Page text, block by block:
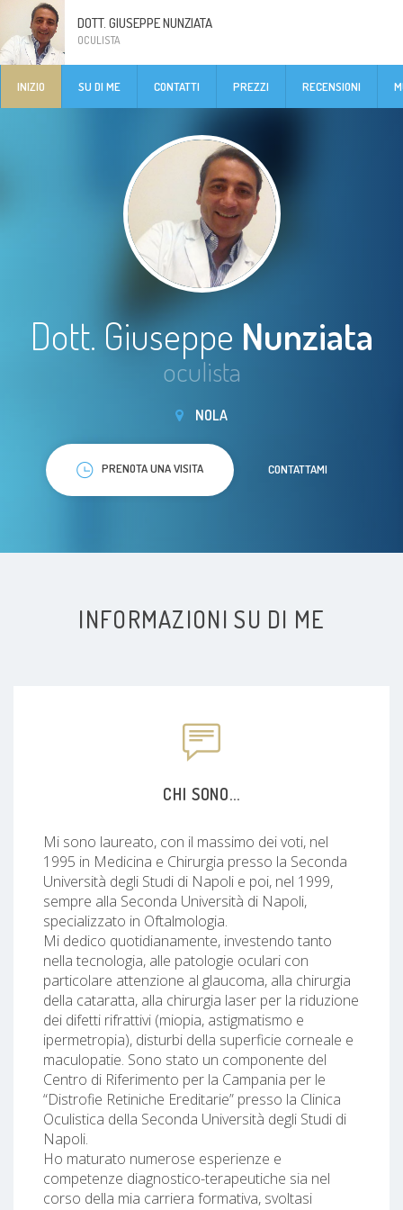
DOTT. GIUSEPPE NUNZIATA
OCULISTA
INIZIO SU DI ME CONTATTI PREZZI RECENSIONI
Dott. Giuseppe Nunziata
oculista
NOLA
PRENOTA UNA VISITA CONTATTAMI
INFORMAZIONI SU DI ME
CHI SONO...
Mi sono laureato, con il massimo dei voti, nel
1995 in Medicina e Chirurgia presso la Seconda
Università degli Studi di Napoli e poi, nel 1999,
sempre alla Seconda Università di Napoli,
specializzato in Oftalmologia.
Mi dedico quotidianamente, investendo tanto
nella tecnologia, alle patologie oculari con
particolare attenzione al glaucoma, alla chirurgia
della cataratta, alla chirurgia laser per la riduzione
dei difetti rifrattivi (miopia, astigmatismo e
ipermetropia), disturbi della superficie corneale e
maculopatie. Sono stato un componente del
Centro di Riferimento per la Campania per le
“Distrofie Retiniche Ereditarie” presso la Clinica
Oculistica della Seconda Università degli Studi di
Napoli.
Ho maturato numerose esperienze e
competenze diagnostico-terapeutiche sia nel
corso della mia carriera formativa, svoltasi